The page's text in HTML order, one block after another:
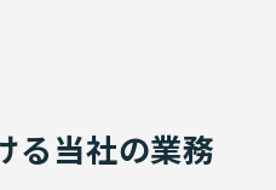
る当社の業務